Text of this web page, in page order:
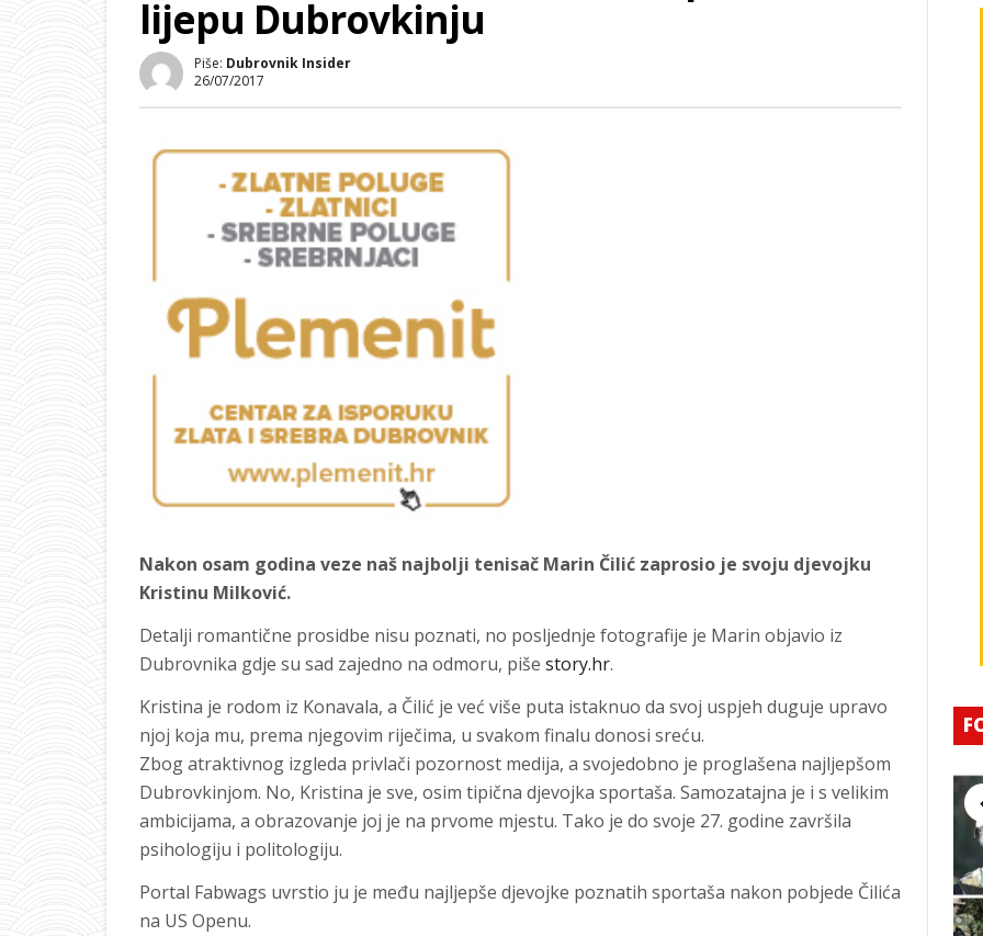
lijepu Dubrovkinju
Piše: Dubrovnik Insider
26/07/2017
Nakon osam godina veze naš najbolji tenisač Marin Čilić zaprosio je svoju djevojku
Kristinu Milković.
Detalji romantične prosidbe nisu poznati, no posljednje fotografije je Marin objavio iz
Dubrovnika gdje su sad zajedno na odmoru, piše story.hr.
Kristina je rodom iz Konavala, a Čilić je već više puta istaknuo da svoj uspjeh duguje upravo
njoj koja mu, prema njegovim riječima, u svakom finalu donosi sreću.
Zbog atraktivnog izgleda privlači pozornost medija, a svojedobno je proglašena najljepšom
Dubrovkinjom. No, Kristina je sve, osim tipična djevojka sportaša. Samozatajna je i s velikim
ambicijama, a obrazovanje joj je na prvome mjestu. Tako je do svoje 27. godine završila
psihologiju i politologiju.
Portal Fabwags uvrstio ju je među najljepše djevojke poznatih sportaša nakon pobjede Čilića
na US Openu.